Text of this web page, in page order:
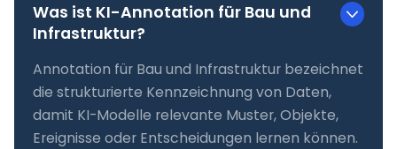
Was ist KI-Annotation für Bau und
Infrastruktur?
Annotation für Bau und Infrastruktur bezeichnet
die strukturierte Kennzeichnung von Daten,
damit KI-Modelle relevante Muster, Objekte,
Ereignisse oder Entscheidungen lernen können.